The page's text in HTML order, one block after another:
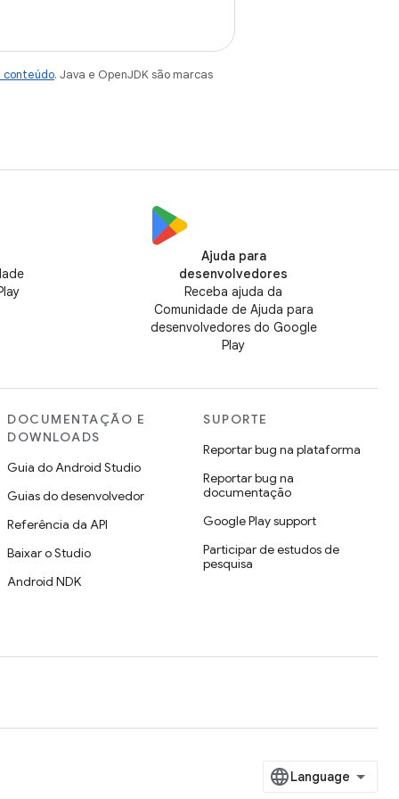
conteúdo. Java e OpenJDK são marcas
Ajuda para
desenvolvedores
Receba ajuda da
Comunidade de Ajuda para
desenvolvedores do Google
Play
DOCUMENTAÇÃO E
DOWNLOADS
Guia do Android Studio
Guias do desenvolvedor
Referência da API
Baixar o Studio
Android NDK
SUPORTE
Reportar bug na plataforma
Reportar bug na
documentação
Google Play support
Participar de estudos de
pesquisa